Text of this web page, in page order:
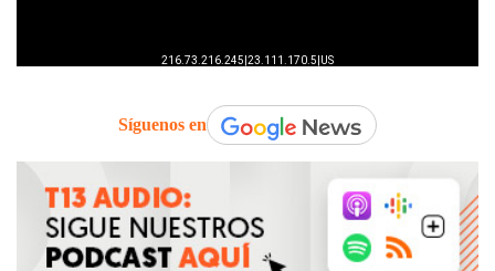
Síguenos en